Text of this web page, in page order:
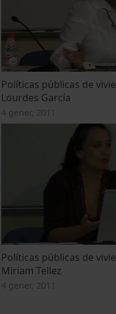
Políticas públicas de
Lourdes García
4 gener, 2011
Políticas públicas de
Miriam Tellez
4 gener, 2011